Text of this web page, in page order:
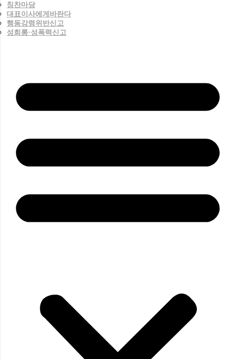
칭찬마당
대표이사에게바란다
행동강령위반신고
성희롱·성폭력신고